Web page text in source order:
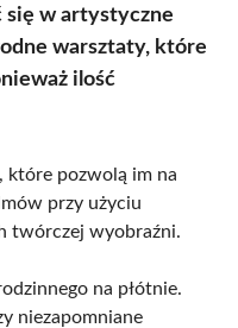
się w artystyczne
warsztaty, które
ilość
które pozwolą im na
przy użyciu
twórczej wyobraźni.
na płótnie.
niezapomniane